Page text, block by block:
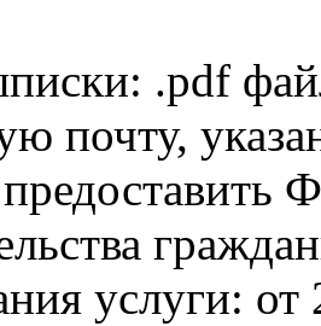
.pdf
почту,
услуги: от